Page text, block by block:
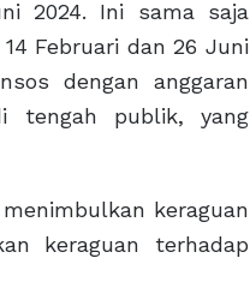
2024. Ini sama saja
Februari dan 26 Juni
dengan anggaran
tengah publik, yang
keraguan
keraguan terhadap